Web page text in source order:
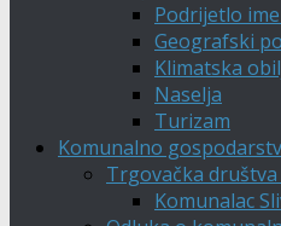
Podrijetlo
Geografski
Klimatska
Naselja
Turizam
Komunalno
Trgovačka
Komunalac